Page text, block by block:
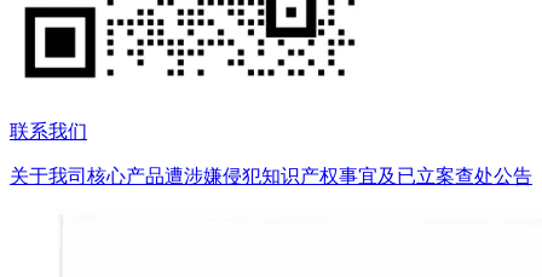
联系我们
关于我司核心产品遭涉嫌侵犯知识产权事宜及已立案查处公告